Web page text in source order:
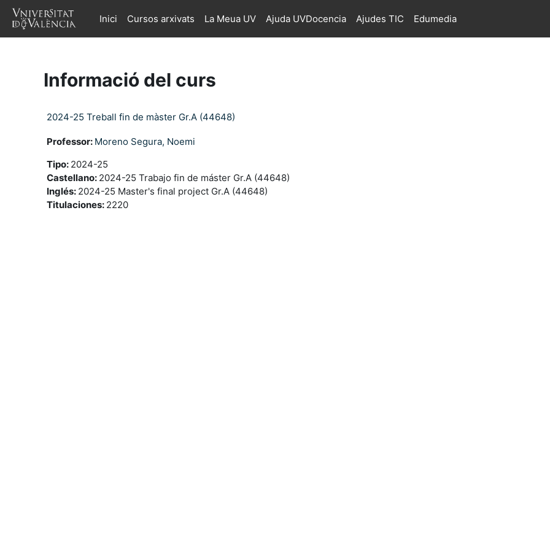
Ves al contingut principal
Inici
Cursos arxivats La Meua UV Ajuda UVDocencia Ajudes TIC Edumedia
Informació del curs
2024-25 Treball fin de màster Gr.A (44648)
Professor: Moreno Segura, Noemi
Tipo: 2024-25
Castellano: 2024-25 Trabajo fin de máster Gr.A (44648)
Inglés: 2024-25 Master's final project Gr.A (44648)
Titulaciones: 2220